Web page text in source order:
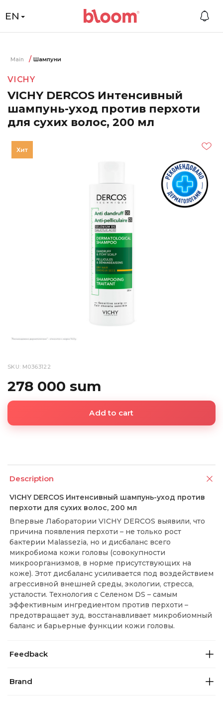
EN
Main Шампуни
VICHY
VICHY DERCOS Интенсивный
шампунь-уход против перхоти
для сухих волос, 200 мл
SKU: M0363122
278 000 sum
Add to cart
Description
VICHY DERCOS Интенсивный шампунь-уход против
перхоти для сухих волос, 200 мл
Впервые Лаборатории VICHY DERCOS выявили, что
причина появления перхоти – не только рост
бактерии Malassezia, но и дисбаланс всего
микробиома кожи головы (совокупности
микроорганизмов, в норме присутствующих на
коже). Этот дисбаланс усиливается под воздействием
агрессивной внешней среды, экологии, стресса,
усталости. Технология с Селеном DS – самым
эффективным ингредиентом против перхоти –
предотвращает зуд, восстанавливает микробиомный
баланс и барьерные функции кожи головы.
Feedback
Brand